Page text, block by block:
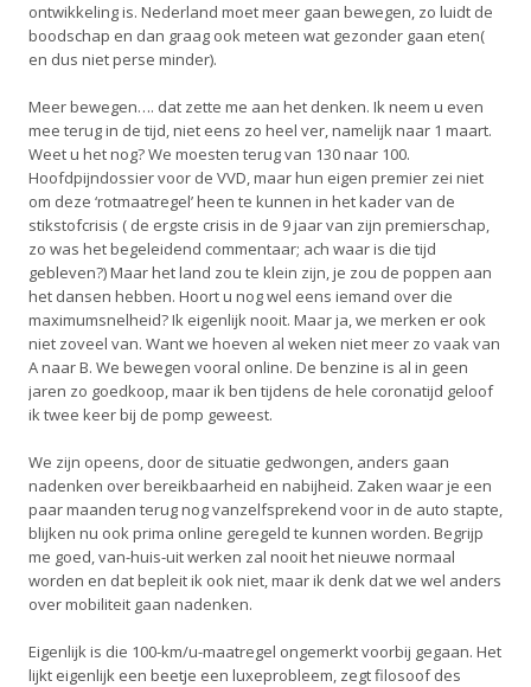
ontwikkeling is. Nederland moet meer gaan bewegen, zo luidt de
boodschap en dan graag ook meteen wat gezonder gaan eten(
en dus niet perse minder).
Meer bewegen…. dat zette me aan het denken. Ik neem u even
mee terug in de tijd, niet eens zo heel ver, namelijk naar 1 maart.
Weet u het nog? We moesten terug van 130 naar 100.
Hoofdpijndossier voor de VVD, maar hun eigen premier zei niet
om deze ‘rotmaatregel’ heen te kunnen in het kader van de
stikstofcrisis ( de ergste crisis in de 9 jaar van zijn premierschap,
zo was het begeleidend commentaar; ach waar is die tijd
gebleven?) Maar het land zou te klein zijn, je zou de poppen aan
het dansen hebben. Hoort u nog wel eens iemand over die
maximumsnelheid? Ik eigenlijk nooit. Maar ja, we merken er ook
niet zoveel van. Want we hoeven al weken niet meer zo vaak van
A naar B. We bewegen vooral online. De benzine is al in geen
jaren zo goedkoop, maar ik ben tijdens de hele coronatijd geloof
ik twee keer bij de pomp geweest.
We zijn opeens, door de situatie gedwongen, anders gaan
nadenken over bereikbaarheid en nabijheid. Zaken waar je een
paar maanden terug nog vanzelfsprekend voor in de auto stapte,
blijken nu ook prima online geregeld te kunnen worden. Begrijp
me goed, van-huis-uit werken zal nooit het nieuwe normaal
worden en dat bepleit ik ook niet, maar ik denk dat we wel anders
over mobiliteit gaan nadenken.
Eigenlijk is die 100-km/u-maatregel ongemerkt voorbij gegaan. Het
lijkt eigenlijk een beetje een luxeprobleem, zegt filosoof des